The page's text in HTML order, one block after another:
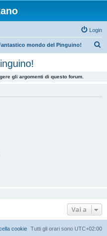
Login
mondo del Pinguino!
gli argomenti di questo forum.
Vai a
Tutti gli orari sono UTC+02:00
cookie